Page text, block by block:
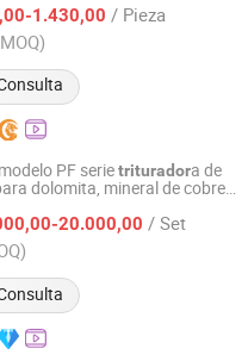
a de Mandíbula para Cantera
Agregados Trituración
1.430,00 / Pieza
2024
PF serietrituradora de
dolomita, mineral de cobre,
20.000,00 / Set
Co Ltd
2024